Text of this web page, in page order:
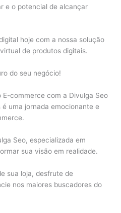
e o potencial de alcançar
hoje com a nossa solução
de produtos digitais.
do seu negócio!
E-commerce com a Divulga Seo
uma jornada emocionante e
Seo, especializada em
sua visão em realidade.
sua loja, desfrute de
nos maiores buscadores do